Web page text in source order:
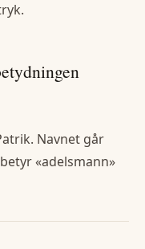
.
Navnet går
«adelsmann»